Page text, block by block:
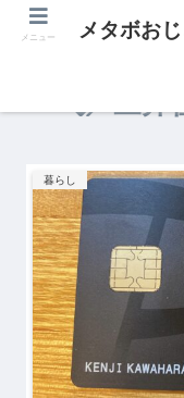
三井
暮らし
メニュー メタボお